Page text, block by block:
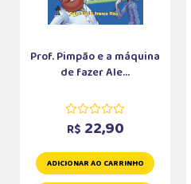
Prof. Pimpão e a máquina
de fazer Ale...
R$ 22,90
ADICIONAR AO CARRINHO